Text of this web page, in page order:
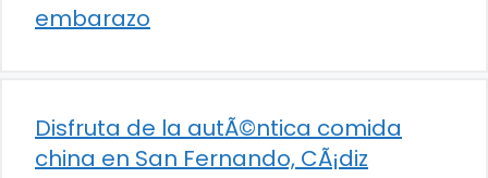
embarazo
Disfruta de la autÃ©ntica comida
china en San Fernando, CÃ¡diz